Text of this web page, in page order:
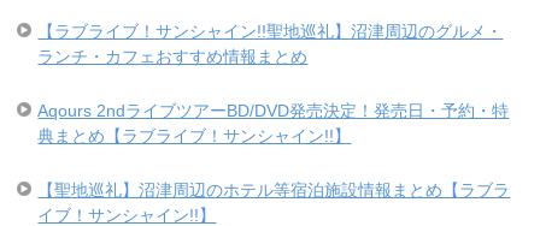
【ラブライブ！サンシャイン!!聖地巡礼】沼津周辺のグルメ・
ランチ・カフェおすすめ情報まとめ
Aqours 2ndライブツアーBD/DVD発売決定！発売日・予約・特
典まとめ【ラブライブ！サンシャイン!!】
【聖地巡礼】沼津周辺のホテル等宿泊施設情報まとめ【ラブラ
イブ！サンシャイン!!】